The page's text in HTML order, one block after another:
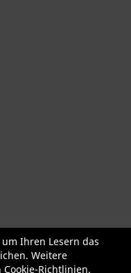
Roller + Laufräder
Helme Schuhe
Ihren Lesern das
Weitere
Cookie-Richtlinien.